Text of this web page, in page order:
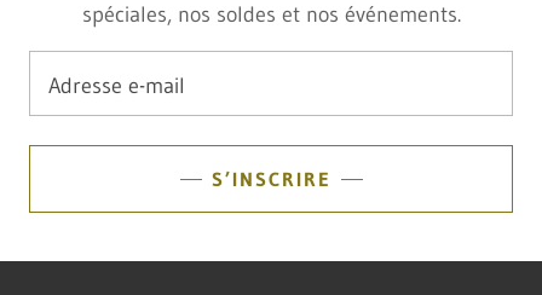
spéciales, nos soldes et nos événements.
Adresse e-mail
S’INSCRIRE